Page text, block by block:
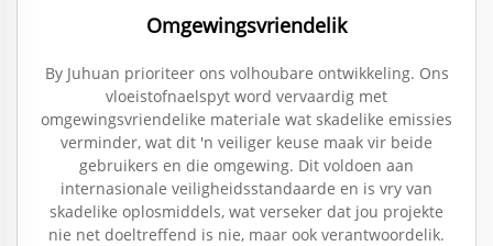
Omgewingsvriendelik
By Juhuan prioriteer ons volhoubare ontwikkeling. Ons
vloeistofnaelspyt word vervaardig met
omgewingsvriendelike materiale wat skadelike emissies
verminder, wat dit 'n veiliger keuse maak vir beide
gebruikers en die omgewing. Dit voldoen aan
internasionale veiligheidsstandaarde en is vry van
skadelike oplosmiddels, wat verseker dat jou projekte
nie net doeltreffend is nie, maar ook verantwoordelik.